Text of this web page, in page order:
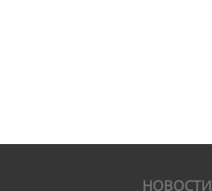
НОВОСТИ